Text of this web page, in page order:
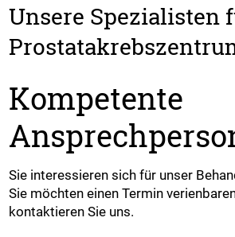
Unsere Spezialisten
Kompetente
Sie interessieren sich für unser
Sie möchten einen Termin
kontaktieren Sie uns.